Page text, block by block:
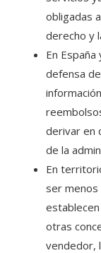
obligadas
derecho y
En
defensa
derivar en
de la
En
ser menos
otras
vendedor,